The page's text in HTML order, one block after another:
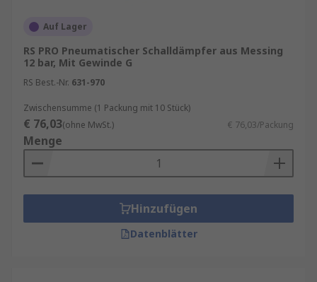
Auf Lager
RS PRO Pneumatischer Schalldämpfer aus Messing
12 bar, Mit Gewinde G
RS Best.-Nr. 631-970
Zwischensumme (1 Packung mit 10 Stück)
€ 76,03(ohne MwSt.) € 76,03/Packung
Menge
Hinzufügen
Datenblätter